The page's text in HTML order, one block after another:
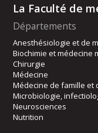
La Faculté de
Départements
Anesthésiologie et de
Biochimie et médecine
Chirurgie
Médecine
Médecine de famille et
Microbiologie,
Neurosciences
Nutrition